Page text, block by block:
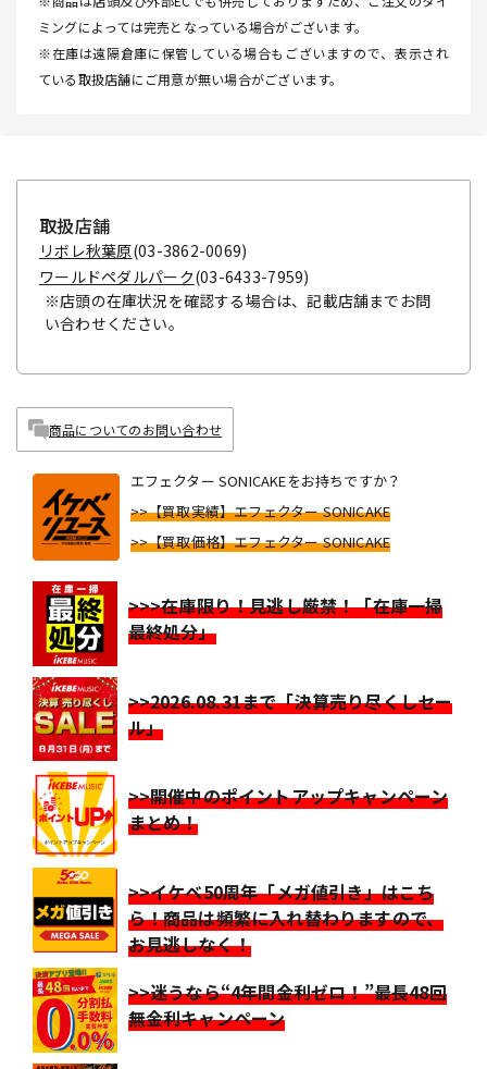
ミングによっては完売となっている場合がございます。
※在庫は遠隔倉庫に保管している場合もございますので、表示され
ている取扱店舗にご用意が無い場合がございます。
取扱店舗
リボレ秋葉原(03-3862-0069)
ワールドペダルパーク(03-6433-7959)
※店頭の在庫状況を確認する場合は、記載店舗までお問
い合わせください。
商品についてのお問い合わせ
エフェクター SONICAKEをお持ちですか？
>>【買取実績】エフェクター SONICAKE
>>【買取価格】エフェクター SONICAKE
>>>在庫限り！見逃し厳禁！「在庫一掃
最終処分」
>>2026.08.31まで「決算売り尽くしセー
ル」
>>開催中のポイントアップキャンペーン
まとめ！
>>イケベ50周年「メガ値引き」はこち
ら！商品は頻繁に入れ替わりますので、
お見逃しなく！
>>迷うなら“4年間金利ゼロ！”最長48回
無金利キャンペーン